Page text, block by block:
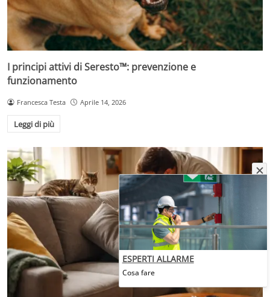
I principi attivi di Seresto™: prevenzione e
funzionamento
Francesca Testa Aprile 14, 2026
Leggi di più
ESPERTI ALLARME
Cosa fare